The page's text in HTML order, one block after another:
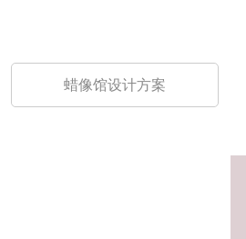
蜡像馆设计方案